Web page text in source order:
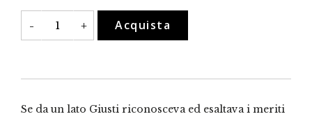
-
Voci
lingua
+ Acquista
Se da un lato Giusti riconosceva ed esaltava i meriti